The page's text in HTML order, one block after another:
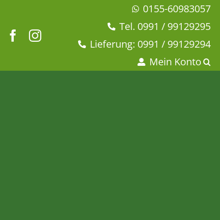
springen
0155-60983057
Tel. 0991 / 99129295
Lieferung: 0991 / 99129294
Mein Konto